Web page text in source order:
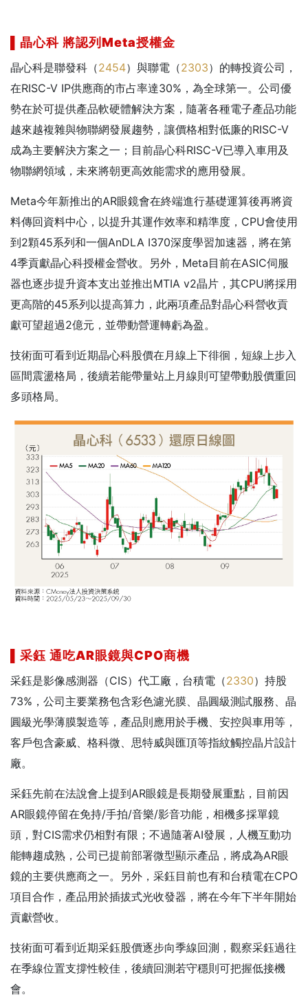
▌晶心科 將認列Meta授權金
晶心科是聯發科（2454）與聯電（2303）的轉投資公司，
在RISC-V IP供應商的市占率達30%，為全球第一。公司優
勢在於可提供產品軟硬體解決方案，隨著各種電子產品功能
越來越複雜與物聯網發展趨勢，讓價格相對低廉的RISC-V
成為主要解決方案之一；目前晶心科RISC-V已導入車用及
物聯網領域，未來將朝更高效能需求的應用發展。
Meta今年新推出的AR眼鏡會在終端進行基礎運算後再將資
料傳回資料中心，以提升其運作效率和精準度，CPU會使用
到2顆45系列和一個AnDLA I370深度學習加速器，將在第
4季貢獻晶心科授權金營收。另外，Meta目前在ASIC伺服
器也逐步提升資本支出並推出MTIA v2晶片，其CPU將採用
更高階的45系列以提高算力，此兩項產品對晶心科營收貢
獻可望超過2億元，並帶動營運轉虧為盈。
技術面可看到近期晶心科股價在月線上下徘徊，短線上步入
區間震盪格局，後續若能帶量站上月線則可望帶動股價重回
多頭格局。
▌采鈺 通吃AR眼鏡與CPO商機
采鈺是影像感測器（CIS）代工廠，台積電（2330）持股
73%，公司主要業務包含彩色濾光膜、晶圓級測試服務、晶
圓級光學薄膜製造等，產品則應用於手機、安控與車用等，
客戶包含豪威、格科微、思特威與匯頂等指紋觸控晶片設計
廠。
采鈺先前在法說會上提到AR眼鏡是長期發展重點，目前因
AR眼鏡停留在免持/手拍/音樂/影音功能，相機多採單鏡
頭，對CIS需求仍相對有限；不過隨著AI發展，人機互動功
能轉趨成熟，公司已提前部署微型顯示產品，將成為AR眼
鏡的主要供應商之一。另外，采鈺目前也有和台積電在CPO
項目合作，產品用於插拔式光收發器，將在今年下半年開始
貢獻營收。
技術面可看到近期采鈺股價逐步向季線回測，觀察采鈺過往
在季線位置支撐性較佳，後續回測若守穩則可把握低接機
會。